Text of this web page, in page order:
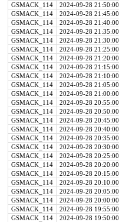
GSMACK_114
2024-09-28 21:50:00
GSMACK_114
2024-09-28 21:45:00
GSMACK_114
2024-09-28 21:40:00
GSMACK_114
2024-09-28 21:35:00
GSMACK_114
2024-09-28 21:30:00
GSMACK_114
2024-09-28 21:25:00
GSMACK_114
2024-09-28 21:20:00
GSMACK_114
2024-09-28 21:15:00
GSMACK_114
2024-09-28 21:10:00
GSMACK_114
2024-09-28 21:05:00
GSMACK_114
2024-09-28 21:00:00
GSMACK_114
2024-09-28 20:55:00
GSMACK_114
2024-09-28 20:50:00
GSMACK_114
2024-09-28 20:45:00
GSMACK_114
2024-09-28 20:40:00
GSMACK_114
2024-09-28 20:35:00
GSMACK_114
2024-09-28 20:30:00
GSMACK_114
2024-09-28 20:25:00
GSMACK_114
2024-09-28 20:20:00
GSMACK_114
2024-09-28 20:15:00
GSMACK_114
2024-09-28 20:10:00
GSMACK_114
2024-09-28 20:05:00
GSMACK_114
2024-09-28 20:00:00
GSMACK_114
2024-09-28 19:55:00
GSMACK_114
2024-09-28 19:50:00